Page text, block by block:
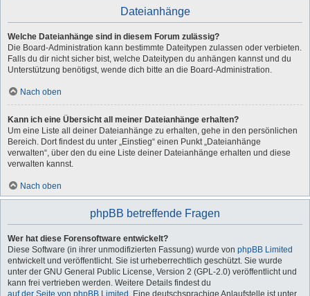
Dateianhänge
Welche Dateianhänge sind in diesem Forum zulässig?
Die Board-Administration kann bestimmte Dateitypen zulassen oder verbieten.
Falls du dir nicht sicher bist, welche Dateitypen du anhängen kannst und du
Unterstützung benötigst, wende dich bitte an die Board-Administration.
Nach oben
Kann ich eine Übersicht all meiner Dateianhänge erhalten?
Um eine Liste all deiner Dateianhänge zu erhalten, gehe in den persönlichen
Bereich. Dort findest du unter „Einstieg“ einen Punkt „Dateianhänge
verwalten“, über den du eine Liste deiner Dateianhänge erhalten und diese
verwalten kannst.
Nach oben
phpBB betreffende Fragen
Wer hat diese Forensoftware entwickelt?
Diese Software (in ihrer unmodifizierten Fassung) wurde von phpBB Limited
entwickelt und veröffentlicht. Sie ist urheberrechtlich geschützt. Sie wurde
unter der GNU General Public License, Version 2 (GPL-2.0) veröffentlicht und
kann frei vertrieben werden. Weitere Details findest du
auf der Seite von phpBB Limited . Eine deutschsprachige Anlaufstelle ist unter